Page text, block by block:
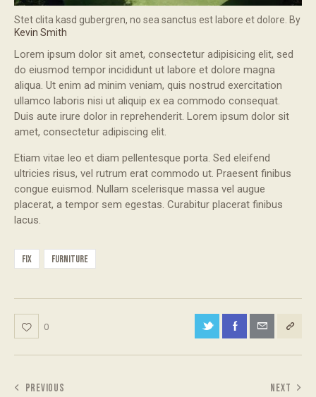
Stet clita kasd gubergren, no sea sanctus est labore et dolore. By
Kevin Smith
Lorem ipsum dolor sit amet, consectetur adipisicing elit, sed
do eiusmod tempor incididunt ut labore et dolore magna
aliqua. Ut enim ad minim veniam, quis nostrud exercitation
ullamco laboris nisi ut aliquip ex ea commodo consequat.
Duis aute irure dolor in reprehenderit. Lorem ipsum dolor sit
amet, consectetur adipiscing elit.
Etiam vitae leo et diam pellentesque porta. Sed eleifend
ultricies risus, vel rutrum erat commodo ut. Praesent finibus
congue euismod. Nullam scelerisque massa vel augue
placerat, a tempor sem egestas. Curabitur placerat finibus
lacus.
fix furniture
0
PREVIOUS NEXT